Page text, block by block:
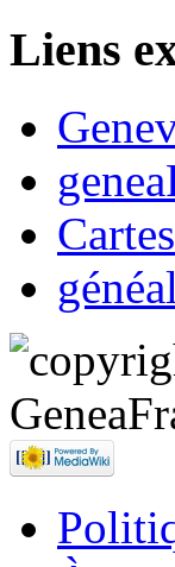
Liens